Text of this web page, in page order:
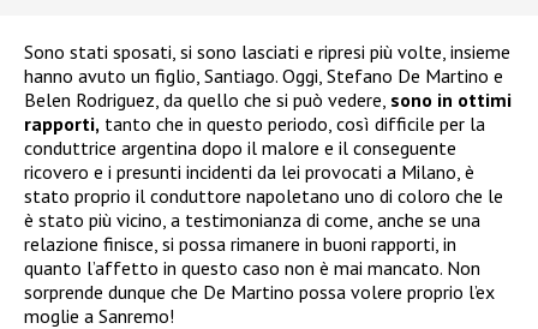
Sono stati sposati, si sono lasciati e ripresi più volte, insieme
hanno avuto un figlio, Santiago. Oggi, Stefano De Martino e
Belen Rodriguez, da quello che si può vedere, sono in ottimi
rapporti, tanto che in questo periodo, così difficile per la
conduttrice argentina dopo il malore e il conseguente
ricovero e i presunti incidenti da lei provocati a Milano, è
stato proprio il conduttore napoletano uno di coloro che le
è stato più vicino, a testimonianza di come, anche se una
relazione finisce, si possa rimanere in buoni rapporti, in
quanto l’affetto in questo caso non è mai mancato. Non
sorprende dunque che De Martino possa volere proprio l’ex
moglie a Sanremo!